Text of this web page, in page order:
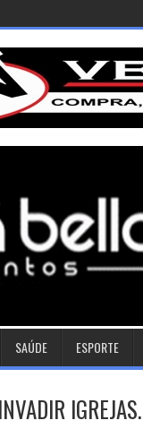
SAÚDE ESPORTE
IGREJAS.